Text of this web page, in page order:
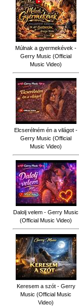
Múlnak a gyermekévek -
Gerry Music (Official
Music Video)
Elcserélném én a világot -
Gerry Music (Official
Music Video)
Dalolj velem - Gerry Music
(Official Music Video)
Keresem a szót - Gerry
Music (Official Music
Video)